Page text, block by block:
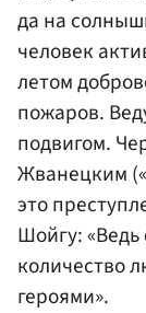
да на
человек
летом
пожаров.
подвигом.
Жванецким
это
Шойгу:
количество
героями».